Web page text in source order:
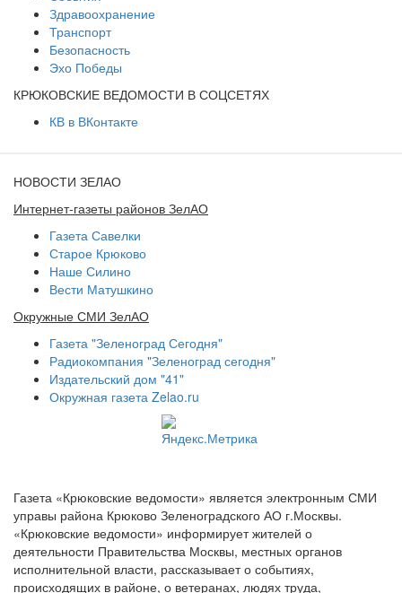
Здравоохранение
Транспорт
Безопасность
Эхо Победы
КРЮКОВСКИЕ ВЕДОМОСТИ В СОЦСЕТЯХ
КВ в ВКонтакте
НОВОСТИ ЗЕЛАО
Интернет-газеты районов ЗелАО
Газета Савелки
Старое Крюково
Наше Силино
Вести Матушкино
Окружные СМИ ЗелАО
Газета "Зеленоград Сегодня"
Радиокомпания "Зеленоград сегодня"
Издательский дом "41"
Окружная газета Zelao.ru
Газета «Крюковские ведомости» является электронным СМИ
управы района Крюково Зеленоградского АО г.Москвы.
«Крюковские ведомости» информирует жителей о
деятельности Правительства Москвы, местных органов
исполнительной власти, рассказывает о событиях,
происходящих в районе, о ветеранах, людях труда,